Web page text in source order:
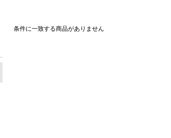
条件に一致する商品がありません